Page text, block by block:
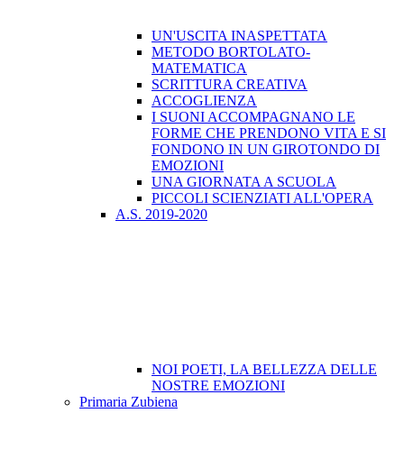
UN'USCITA INASPETTATA
METODO BORTOLATO-
MATEMATICA
SCRITTURA CREATIVA
ACCOGLIENZA
I SUONI ACCOMPAGNANO LE
FORME CHE PRENDONO VITA E SI
FONDONO IN UN GIROTONDO DI
EMOZIONI
UNA GIORNATA A SCUOLA
PICCOLI SCIENZIATI ALL'OPERA
A.S. 2019-2020
NOI POETI, LA BELLEZZA DELLE
NOSTRE EMOZIONI
Primaria Zubiena